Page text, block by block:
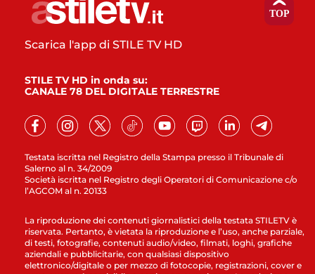
Testata iscritta nel Registro della Stampa presso il Tribunale di
Salerno al n. 34/2009
Società iscritta nel Registro degli Operatori di Comunicazione c/o
l’AGCOM al n. 20133
Scarica l'app di STILE TV HD
STILE TV HD in onda su:
CANALE 78 DEL DIGITALE TERRESTRE
La riproduzione dei contenuti giornalistici della testata STILETV è
riservata. Pertanto, è vietata la riproduzione e l’uso, anche parziale,
di testi, fotografie, contenuti audio/video, filmati, loghi, grafiche
aziendali e pubblicitarie, con qualsiasi dispositivo
elettronico/digitale o per mezzo di fotocopie, registrazioni, cover e